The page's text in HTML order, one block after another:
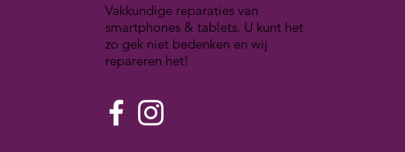
Vakkundige reparaties van
smartphones & tablets. U kunt het
zo gek niet bedenken en wij
repareren het!